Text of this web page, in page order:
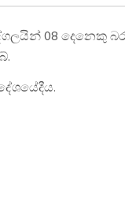
08 දෙනෙකු